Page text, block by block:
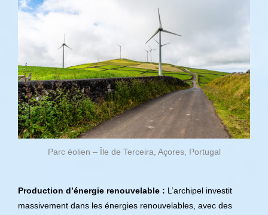
Parc éolien – Île de Terceira, Açores, Portugal
Production d’énergie renouvelable : L’archipel investit
massivement dans les énergies renouvelables, avec des